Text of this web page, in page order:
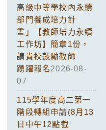
高級中等學校內永續
部門養成培力計
畫」【教師培力永續
工作坊】簡章1份，
請貴校鼓勵教師
踴躍報名2026-08-
07
115學年度高二第一
階段轉組申請(8月13
日中午12點截